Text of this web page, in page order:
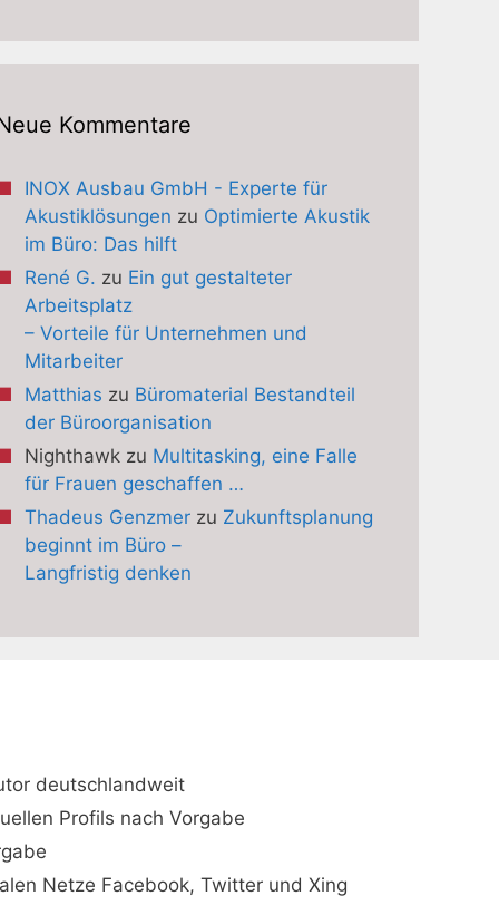
Kommentare
INOX Ausbau GmbH - Experte für
Akustiklösungen zu Optimierte Akustik
im Büro: Das hilft
René G. zu Ein gut gestalteter
Arbeitsplatz
– Vorteile für Unternehmen und
Mitarbeiter
Matthias zu Büromaterial Bestandteil
der Büroorganisation
Nighthawkzu Multitasking, eine Falle
für Frauen geschaffen …
Thadeus Genzmerzu Zukunftsplanung
beginnt im Büro –
Langfristig denken
deutschlandweit
Profils nach Vorgabe
Netze Facebook, Twitter und Xing